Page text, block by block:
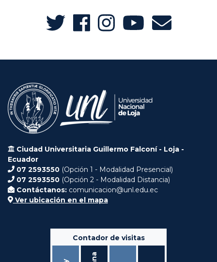
Ciudad Universitaria Guillermo Falconí - Loja -
Ecuador
07 2593550 (Opción 1 - Modalidad Presencial)
07 2593550 (Opción 2 - Modalidad Distancia)
Contáctanos: comunicacion@unl.edu.ec
Ver ubicación en el mapa
Contador de visitas